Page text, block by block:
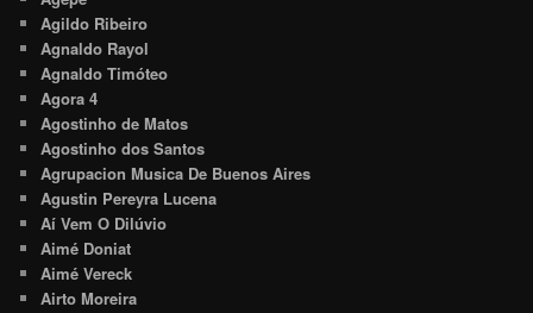
Agildo Ribeiro
Agnaldo Rayol
Agnaldo Timóteo
Agora 4
Agostinho de Matos
Agostinho dos Santos
Agrupacion Musica De Buenos Aires
Agustin Pereyra Lucena
Aí Vem O Dilúvio
Aimé Doniat
Aimé Vereck
Airto Moreira